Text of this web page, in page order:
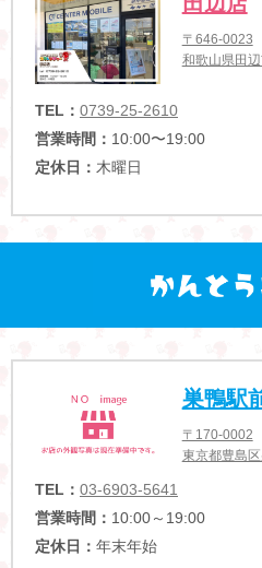
〒646-0023
和歌山県田
TEL： 0739-25-2610
営業時間： 10:00〜19:00
定休日： 木曜日
巣鴨駅
〒170-0002
東京都豊島
TEL： 03-6903-5641
営業時間： 10:00～19:00
定休日： 年末年始